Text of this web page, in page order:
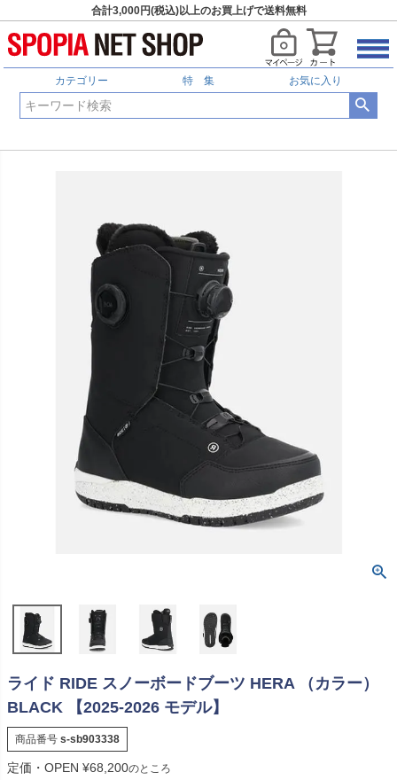
合計3,000円(税込)以上のお買上げで送料無料
カテゴリー 特 集 お気に入り
ライド RIDE スノーボードブーツ HERA （カラー）
BLACK 【2025-2026 モデル】
商品番号 s-sb903338
定価・OPEN ¥68,200のところ